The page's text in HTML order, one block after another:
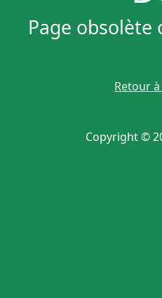
Page
Retour
Copyright ©